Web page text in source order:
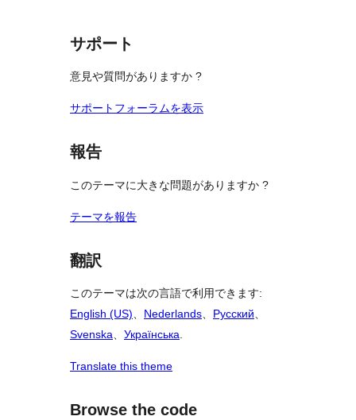
サポート
意見や質問がありますか ?
サポートフォーラムを表示
報告
このテーマに大きな問題がありますか ?
テーマを報告
翻訳
このテーマは次の言語で利用できます:
English (US)、 Nederlands、 Русский、
Svenska、 Українська.
Translate this theme
Browse the code